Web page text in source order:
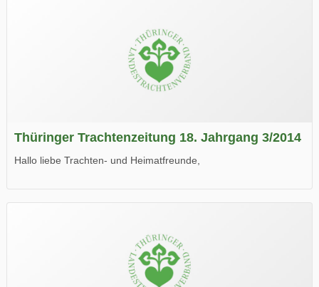
Thüringer Trachtenzeitung 18. Jahrgang 3/2014
Hallo liebe Trachten- und Heimatfreunde,
Wir wünschen Euch viel Spaß beim Lesen.